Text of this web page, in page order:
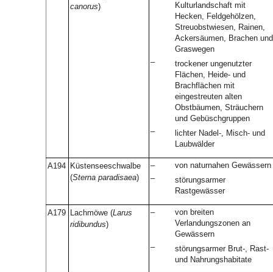
canorus)
Kulturlandschaft mit
Hecken, Feldgehölzen,
Streuobstwiesen, Rainen,
Ackersäumen, Brachen und
Graswegen
–
trockener ungenutzter
Flächen, Heide- und
Brachflächen mit
eingestreuten alten
Obstbäumen, Sträuchern
und Gebüschgruppen
–
lichter Nadel-, Misch- und
Laubwälder
A194 Küstenseeschwalbe
(Sterna paradisaea)
–
von naturnahen Gewässern
–
störungsarmer
Rastgewässer
A179 Lachmöwe (Larus
ridibundus)
–
von breiten
Verlandungszonen an
Gewässern
–
störungsarmer Brut-, Rast-
und Nahrungshabitate